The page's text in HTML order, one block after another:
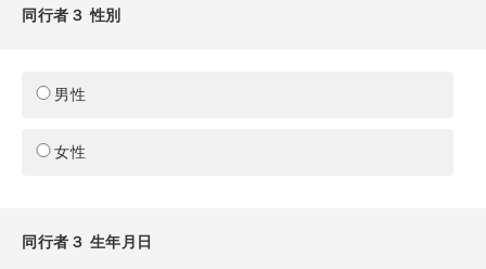
同行者３ 性別
男性
女性
同行者３ 生年月日